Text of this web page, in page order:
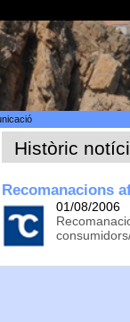
Històric
Recomanacions
01/08/2006